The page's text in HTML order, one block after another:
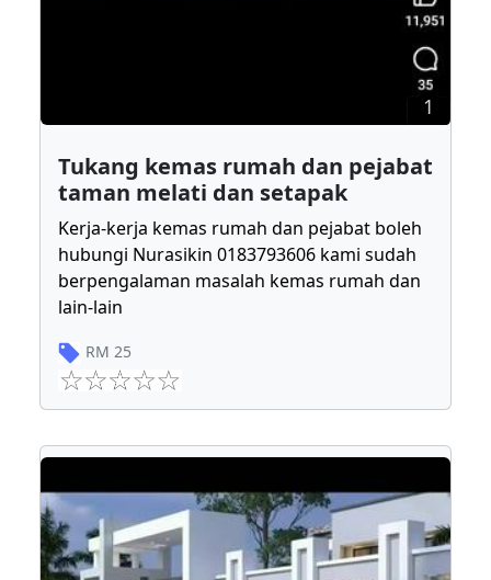
1
Tukang kemas rumah dan pejabat
taman melati dan setapak
Kerja-kerja kemas rumah dan pejabat boleh
hubungi Nurasikin 0183793606 kami sudah
berpengalaman masalah kemas rumah dan
lain-lain
RM 25